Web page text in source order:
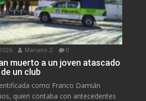
Mariano Z 0
muerto a un joven atascado
un club
como Franco Damián
quien contaba con antecedentes